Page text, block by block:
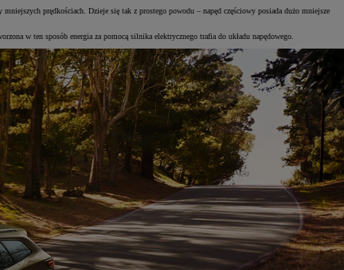
mniejszych prędkościach. Dzieje się tak z prostego powodu – napęd częściowy posiada dużo mniejsze
w ten sposób energia za pomocą silnika elektrycznego trafia do układu napędowego.